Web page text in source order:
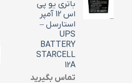
باتری یو پی
اس 12 آمپر
استارسل –
UPS
BATTERY
STARCELL
12A
تماس بگیرید